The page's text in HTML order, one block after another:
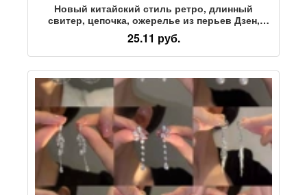
Новый китайский стиль ретро, длинный
свитер, цепочка, ожерелье из перьев Дзен,
новинка 2024, женские аксессуары для укладки
в этническом стиле, осень
25.11 руб.